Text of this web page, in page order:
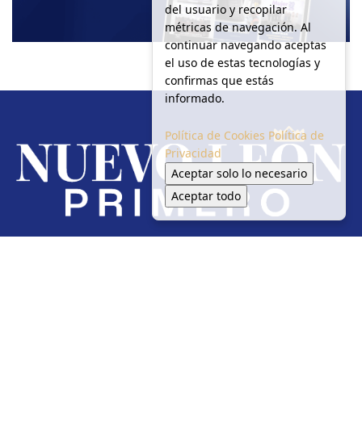
del usuario y recopilar
métricas de navegación. Al
continuar navegando aceptas
el uso de estas tecnologías y
confirmas que estás
informado.
Política de Cookies Política de
Privacidad
Aceptar solo lo necesario
Aceptar todo